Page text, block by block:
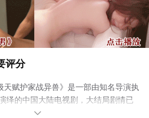
评分
天赋护家战异兽》是一部由知名导演执
绎的中国大陆电视剧，大结局剧情已
手机免费观看高清无删减完整版电视剧
